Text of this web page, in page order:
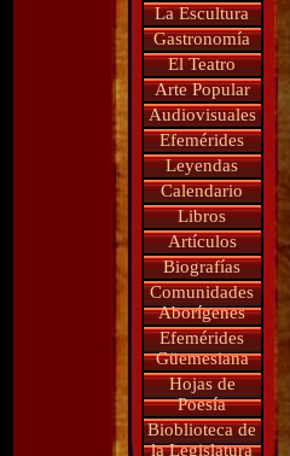
La Escultura
Gastronomía
El Teatro
Arte Popular
Audiovisuales
Efemérides
Leyendas
Calendario
Libros
Artículos
Biografías
Comunidades
Aborígenes
Efemérides
Güemesiana
Hojas de
Poesía
Bioblioteca de
la Legislatura